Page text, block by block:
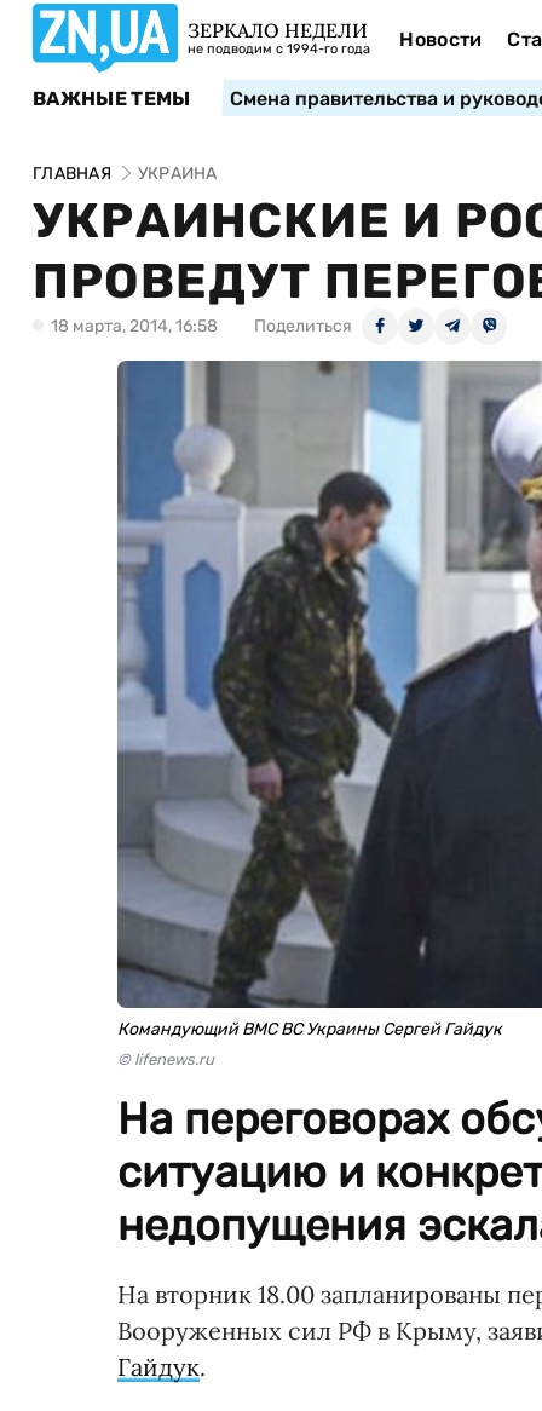
ЗЕРКАЛО НЕДЕЛИ
не подводим с 1994-го года Новости
ВАЖНЫЕ ТЕМЫ Смена правительства и
ГЛАВНАЯ УКРАИНА
УКРАИНСКИЕ И
ПРОВЕДУТ
18 марта, 2014, 16:58 Поделиться
Командующий ВМС ВС Украины Сергей Гайдук
© lifenews.ru
На переговорах
ситуацию и
недопущения
На вторник 18.00 запланированы
Вооруженных сил РФ в Крыму,
Гайдук.